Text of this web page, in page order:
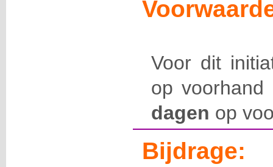
Voor dit
op
dagen op
Bijdrage: